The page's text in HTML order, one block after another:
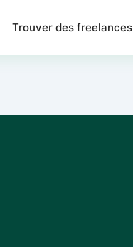
Trouver des freelances